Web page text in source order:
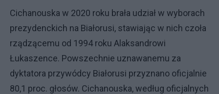
Cichanouska w 2020 roku brała udział w wyborach
prezydenckich na Białorusi, stawiając w nich czoła
rządzącemu od 1994 roku Alaksandrowi
Łukaszence. Powszechnie uznawanemu za
dyktatora przywódcy Białorusi przyznano oficjalnie
80,1 proc. głosów. Cichanouska, według oficjalnych